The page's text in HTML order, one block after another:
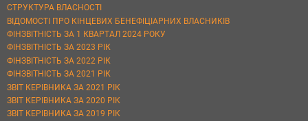
СТРУКТУРА ВЛАСНОСТІ
ВІДОМОСТІ ПРО КІНЦЕВИХ БЕНЕФІЦІАРНИХ ВЛАСНИКІВ
ФІНЗВІТНІСТЬ ЗА 1 КВАРТАЛ 2024 РОКУ
ФІНЗВІТНІСТЬ ЗА 2023 РІК
ФІНЗВІТНІСТЬ ЗА 2022 РІК
ФІНЗВІТНІСТЬ ЗА 2021 РІК
ЗВІТ КЕРІВНИКА ЗА 2021 РІК
ЗВІТ КЕРІВНИКА ЗА 2020 РІК
ЗВІТ КЕРІВНИКА ЗА 2019 РІК